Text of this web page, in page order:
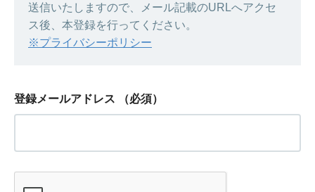
送信いたしますので、メール記載のURLへアクセ
ス後、本登録を行ってください。
※プライバシーポリシー
登録メールアドレス （必須）